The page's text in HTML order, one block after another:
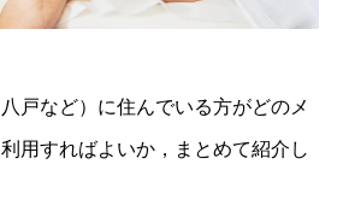
戸など）に住んでいる方がどのメ
用すればよいか，まとめて紹介し